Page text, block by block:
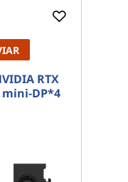
RTX
mini-DP*4